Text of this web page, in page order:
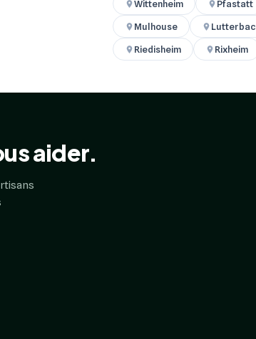
Wittenheim
Pfastatt
Mulhouse
Riedisheim
Rixheim
aider.